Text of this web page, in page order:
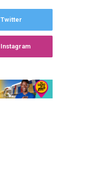
Twitter
Instagram